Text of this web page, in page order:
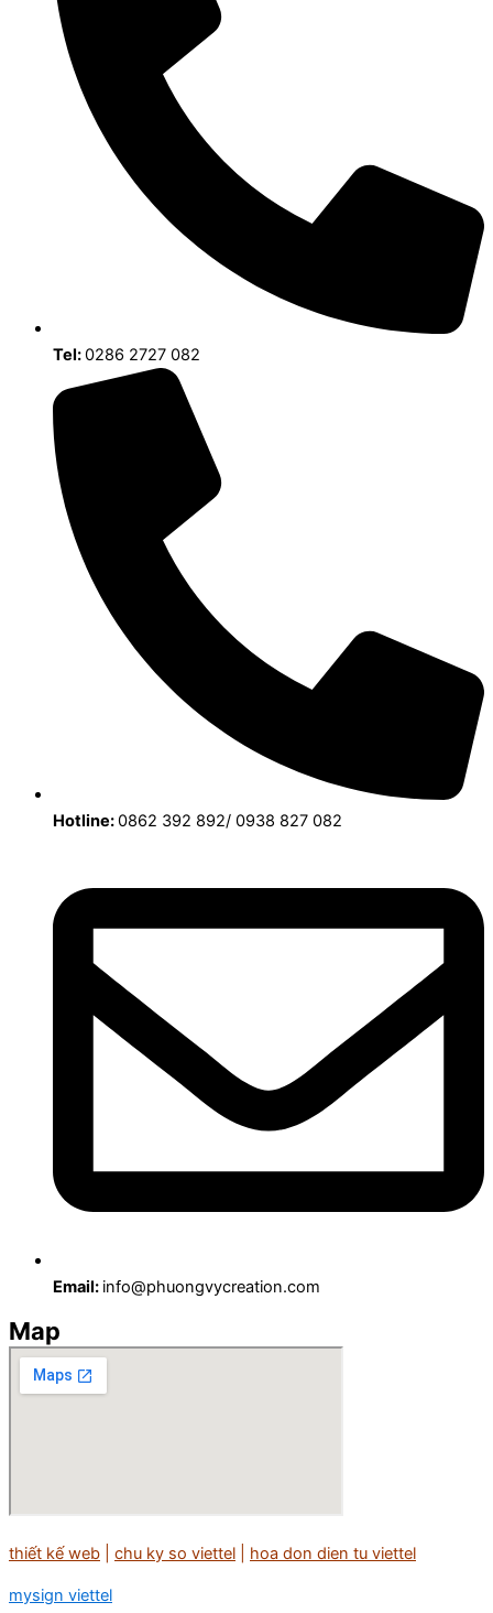
Tel:0286 2727 082
Hotline:0862 392 892/ 0938 827 082
Email: info@phuongvycreation.com
Map
thiết kế web chu ky so viettel hoa don dien tu viettel
mysign viettel